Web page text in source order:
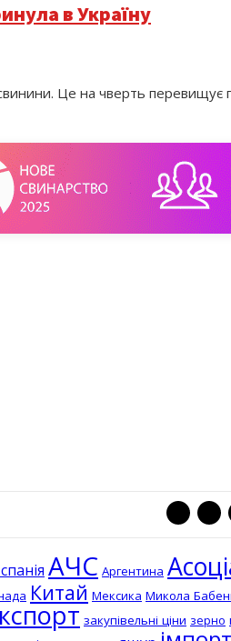
в Україну
Це на чверть
АЧС Аргентина
Китай Мексика Микола
закупівельні ціни зерно